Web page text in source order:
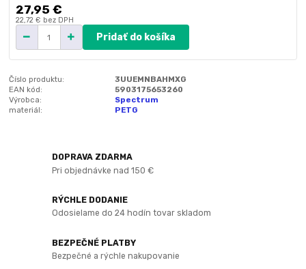
27,95 €
22,72 € bez DPH
Pridať do košíka
Číslo produktu:
3UUEMNBAHMXG
EAN kód:
5903175653260
Výrobca:
Spectrum
materiál:
PETG
DOPRAVA ZDARMA
Pri objednávke nad 150 €
RÝCHLE DODANIE
Odosielame do 24 hodín tovar skladom
BEZPEČNÉ PLATBY
Bezpečné a rýchle nakupovanie